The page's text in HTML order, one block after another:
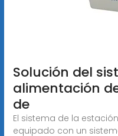
Solución del
alimentación
de
El sistema de la
equipado con un